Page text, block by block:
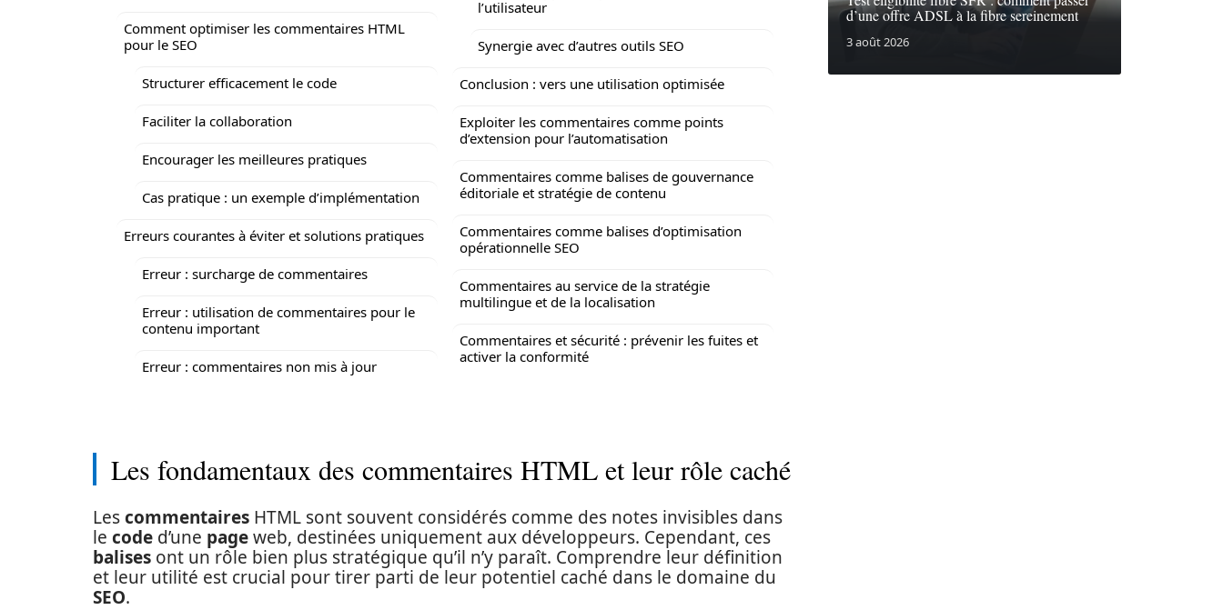
Comment optimiser les commentaires HTML
pour le SEO
Structurer efficacement le code
Faciliter la collaboration
Encourager les meilleures pratiques
Cas pratique : un exemple d’implémentation
Erreurs courantes à éviter et solutions pratiques
Erreur : surcharge de commentaires
Erreur : utilisation de commentaires pour le
contenu important
Erreur : commentaires non mis à jour
l’utilisateur
Synergie avec d’autres outils SEO
Conclusion : vers une utilisation optimisée
Exploiter les commentaires comme points
d’extension pour l’automatisation
Commentaires comme balises de gouvernance
éditoriale et stratégie de contenu
Commentaires comme balises d’optimisation
opérationnelle SEO
Commentaires au service de la stratégie
multilingue et de la localisation
Commentaires et sécurité : prévenir les fuites et
activer la conformité
Les fondamentaux des commentaires HTML et leur rôle caché
Lescommentaires HTML sont souvent considérés comme des notes invisibles dans
le code d’une pageweb, destinées uniquement aux développeurs. Cependant, ces
balises ont un rôle bien plus stratégique qu’il n’y paraît. Comprendre leur définition
et leur utilité est crucial pour tirer parti de leur potentiel caché dans le domaine du
SEO.
d’une offre ADSL à la fibre sereinement
3 août 2026